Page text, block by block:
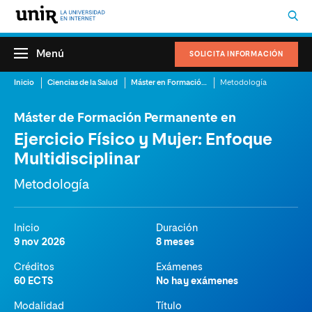
SOLICITA INFORMACIÓN
Menú
Inicio Ciencias de la Salud Máster en Formación Permanente en Ejercicio Físico y Mujer: Enfoque Multidisciplinar Metodología
Máster de Formación Permanente en
Ejercicio Físico y Mujer: Enfoque
Multidisciplinar
Metodología
Inicio
9 nov 2026
Duración
8 meses
Créditos
60 ECTS
Exámenes
No hay exámenes
Modalidad
Título